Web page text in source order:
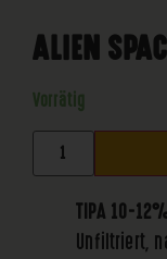
ALIEN
Vorrätig
TIPA 10-
Unfiltriert,